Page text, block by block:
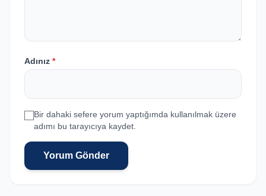
Adınız *
Bir dahaki sefere yorum yaptığımda kullanılmak üzere
adımı bu tarayıcıya kaydet.
Yorum Gönder